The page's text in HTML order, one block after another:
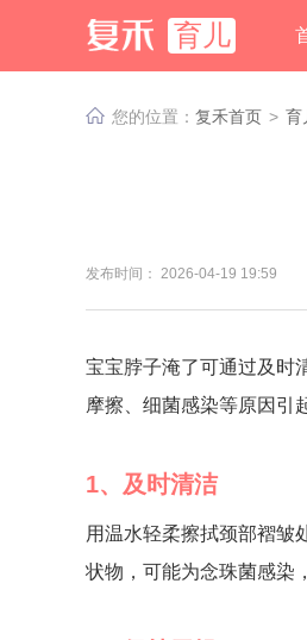
育儿
您的位置： 复禾首页 > 育
发布时间： 2026-04-19 19:59
宝宝脖子淹了可通过及时
摩擦、细菌感染等原因引
1、及时清洁
用温水轻柔擦拭颈部褶皱
状物，可能为念珠菌感染